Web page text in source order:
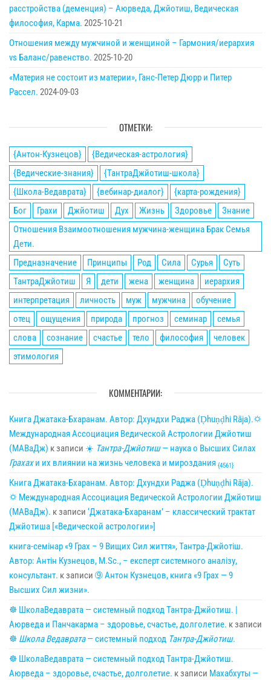
расстройства (деменция) – Аюрведа, Джйотиш, Ведическая
философия, Карма. 2025-10-21
Отношения между мужчиной и женщиной – Гармония/иерархия
vs Баланс/равенство. 2025-10-20
«Материя не состоит из материи», Ганс-Петер Дюрр и Питер
Рассел. 2024-09-03
ОТМЕТКИ:
{Антон-Кузнецов}
{Ведическая-астрология}
{Ведические-знания}
{ТантраДжйотиш-школа}
{Школа-Ведаврата}
{вебинар-диалог}
{карта-рождения}
Бог
Грахи Джйотиш Дух Жизнь Здоровье
Знание
Отношения Взаимоотношения мужчина-женщина Брак Семья
Дети.
Предназначение
Принципы Род Сила Сурья
Суть
ТантраДжйотиш
Я дети жена женщина
иерархия
интерпретация
личность муж мужчина
обучение
отец
ощущения природа прогноз семинар
семья
слова
сознание счастье тело философия
человек
этимология
КОММЕНТАРИИ:
Книга Джатака-Бхаранам. Автор: Дхундхи Раджа (Ḍhuṇḍhi Rāja).🌣
Международная Ассоциация Ведической Астрологии Джйотиш
(МАВаДж) к записи ☀ Тантра-Джйотиш— наука о Высших Силах
Грахахи их влиянии на жизнь человека и мироздания {4561}
Книга Джатака-Бхаранам. Автор: Дхундхи Раджа (Ḍhuṇḍhi Rāja).
🌣 Международная Ассоциация Ведической Астрологии Джйотиш
(МАВаДж). к записи ‘Джатака-Бхаранам’ – классический трактат
Джйотиша [«Ведической астрологии»]
книга-семінар «9 Грах – 9 Вищих Сил життя», Тантра-Джйотіш.
Автор: Антін Кузнецов, M.Sc., – експерт системного аналізу,
консультант. к записи ➈ Антон Кузнецов, книга «9 Грах — 9
Высших Сил жизни».
☸ ШколаВедаврата — системный подход Тантра-Джйотиш. |
Аюрведа и Панчакарма – здоровье, счастье, долголетие. к записи
☸ Школа Ведаврата— системный подход Тантра-Джйотиш.
☸ ШколаВедаврата — системный подход Тантра-Джйотиш.
Аюрведа – здоровье, счастье, долголетие. к записи Махабхуты —